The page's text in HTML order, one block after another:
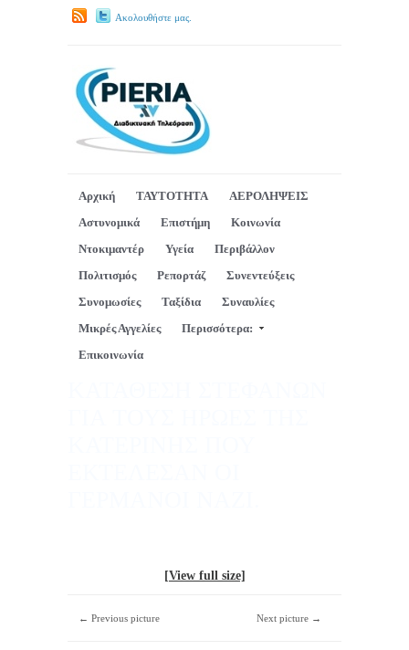
Ακολουθήστε μας.
Αρχική ΤΑΥΤΟΤΗΤΑ
ΑΕΡΟΛΗΨΕΙΣ
Αστυνομικά
Επιστήμη
Κοινωνία
Ντοκιμαντέρ
Υγεία
Περιβάλλον
Πολιτισμός
Ρεπορτάζ
Συνεντεύξεις
Συνομωσίες
Ταξίδια
Συναυλίες
Μικρές Αγγελίες
Περισσότερα:
Επικοινωνία
[View full size]
← Previous picture Next picture →